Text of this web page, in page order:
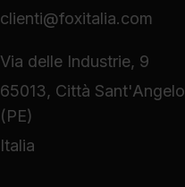
clienti@foxitalia.com
Via delle Industrie, 9
65013, Città Sant'Angelo
(PE)
Italia